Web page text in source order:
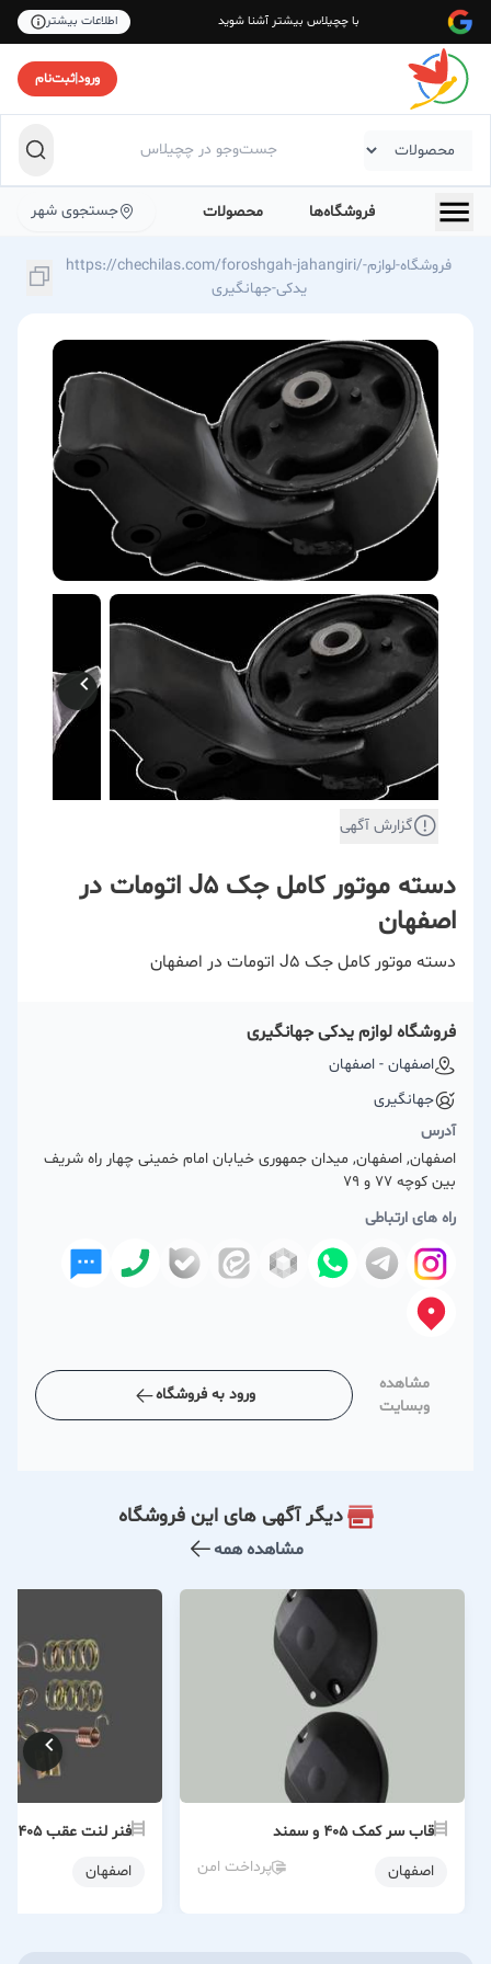
با چچیلاس بیشتر آشنا شوید اطلاعات بیشتر
ورود|ثبت‌نام
فروشگاه‌ها محصولات جستجوی شهر
https://chechilas.com/foroshgah-jahangiri/فروشگاه-لوازم-
یدکی-جهانگیری
گزارش آگهی
دسته موتور کامل جک J5 اتومات در
اصفهان
دسته موتور کامل جک J5 اتومات در اصفهان
فروشگاه لوازم یدکی جهانگیری
اصفهان - اصفهان
جهانگیری
آدرس
اصفهان, اصفهان, میدان جمهوری خیابان امام خمینی چهار راه شریف
بین کوچه 77 و 79
راه های ارتباطی
مشاهده
وبسایت
ورود به فروشگاه
دیگر آگهی های این فروشگاه
مشاهده همه
قاب سر کمک ۴۰۵ و سمند
اصفهان
پرداخت امن
فنر لنت عقب ۴۰۵
اصفهان